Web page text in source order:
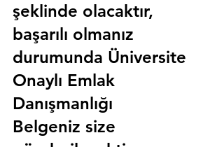
şeklinde olacaktır,
başarılı olmanız
durumunda Üniversite
Onaylı Emlak
Danışmanlığı
Belgeniz size